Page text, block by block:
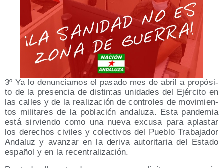
3º Ya lo denun­cia­mos el pasa­do mes de abril a pro­pó­si­
to de la pre­sen­cia de dis­tin­tas uni­da­des del Ejér­ci­to en
las calles y de la rea­li­za­ción de con­tro­les de movi­mien­
tos mili­ta­res de la pobla­ción anda­lu­za. Esta pan­de­mia
está sir­vien­do como una nue­va excu­sa para aplas­tar
los dere­chos civi­les y colec­ti­vos del Pue­blo Tra­ba­ja­dor
Anda­luz y avan­zar en la deri­va auto­ri­ta­ria del Esta­do
espa­ñol y en la recentralización.